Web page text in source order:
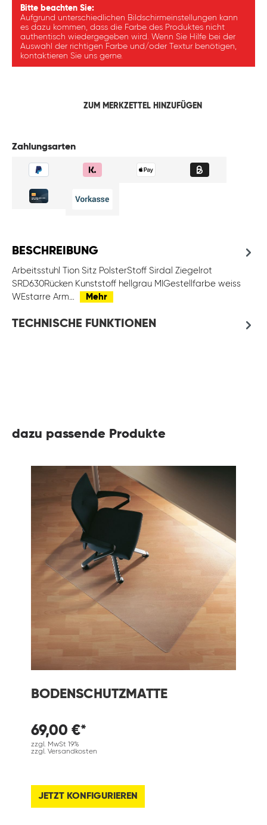
Bitte beachten Sie:
Aufgrund unterschiedlichen Bildschirmeinstellungen kann
es dazu kommen, dass die Farbe des Produktes nicht
authentisch wiedergegeben wird. Wenn Sie Hilfe bei der
Auswahl der richtigen Farbe und/oder Textur benötigen,
kontaktieren Sie uns gerne.
ZUM MERKZETTEL HINZUFÜGEN
Zahlungsarten
BESCHREIBUNG
Arbeitsstuhl Tion Sitz PolsterStoff Sirdal Ziegelrot
SRD630Rücken Kunststoff hellgrau MIGestellfarbe weiss
WEstarre Arm…
Mehr
TECHNISCHE FUNKTIONEN
dazu passende Produkte
BODENSCHUTZMATTE
69,00 €*
zzgl. MwSt 19%
zzgl. Versandkosten
JETZT KONFIGURIEREN